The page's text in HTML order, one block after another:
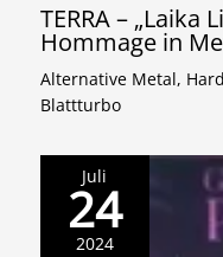
TERRA – „Laika
Hommage in
Alternative Metal,
Blattturbo
Juli
24
2024